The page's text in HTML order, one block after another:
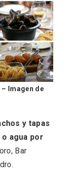
– Imagen de
y tapas
agua por
Bar
turístico